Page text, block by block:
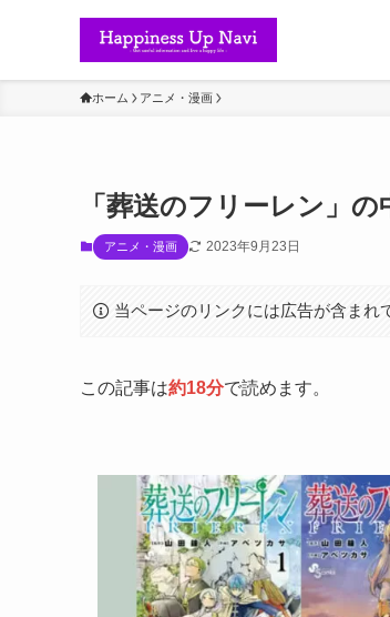
ホーム アニメ・漫画
「葬送のフリーレン」
アニメ・漫画 2023年9月23日
当ページのリンクには広告が含まれ
この記事は約18分で読めます。